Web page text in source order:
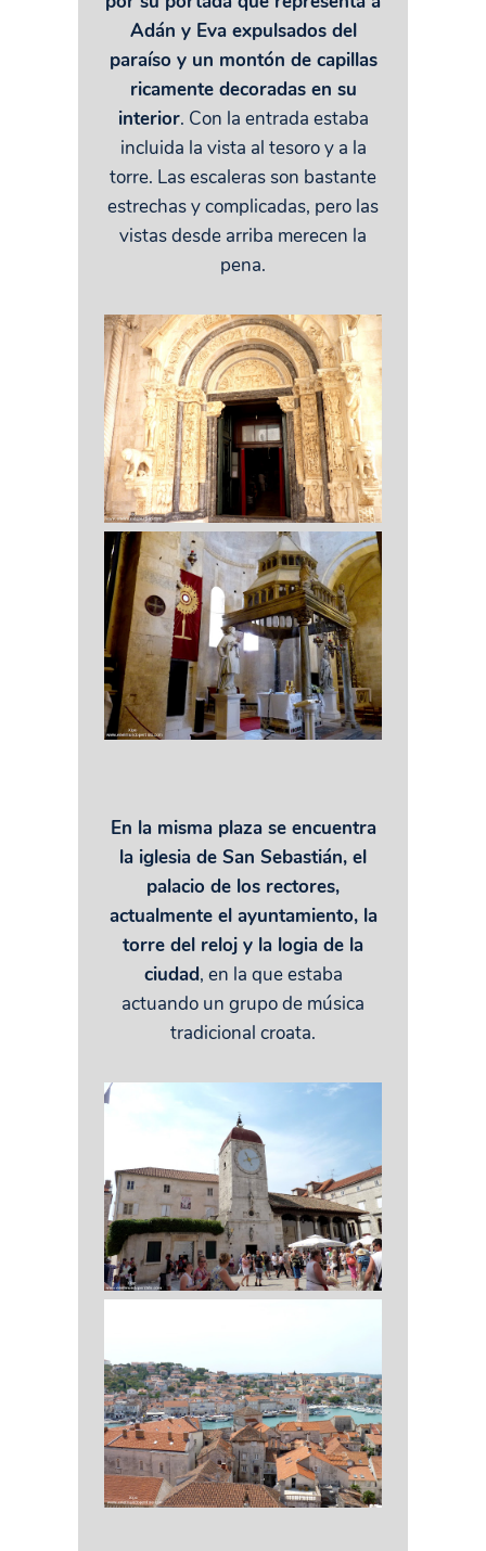
Adán y Eva expulsados del
paraíso y un montón de capillas
ricamente decoradas en su
interior. Con la entrada estaba
incluida la vista al tesoro y a la
torre. Las escaleras son bastante
estrechas y complicadas, pero las
vistas desde arriba merecen la
pena.
En la misma plaza se encuentra
la iglesia de San Sebastián, el
palacio de los rectores,
actualmente el ayuntamiento, la
torre del reloj y la logia de la
ciudad, en la que estaba
actuando un grupo de música
tradicional croata.